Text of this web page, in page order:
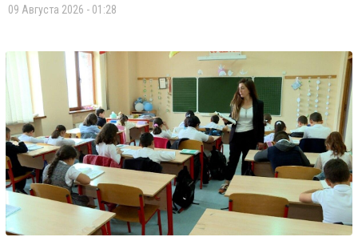
09 Августа 2026 - 01:28